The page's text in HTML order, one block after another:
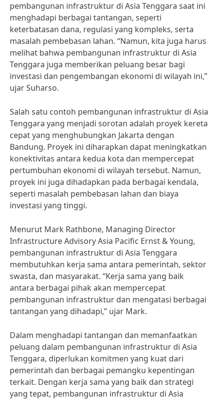
pembangunan infrastruktur di Asia Tenggara saat ini
menghadapi berbagai tantangan, seperti
keterbatasan dana, regulasi yang kompleks, serta
masalah pembebasan lahan. “Namun, kita juga harus
melihat bahwa pembangunan infrastruktur di Asia
Tenggara juga memberikan peluang besar bagi
investasi dan pengembangan ekonomi di wilayah ini,”
ujar Suharso.
Salah satu contoh pembangunan infrastruktur di Asia
Tenggara yang menjadi sorotan adalah proyek kereta
cepat yang menghubungkan Jakarta dengan
Bandung. Proyek ini diharapkan dapat meningkatkan
konektivitas antara kedua kota dan mempercepat
pertumbuhan ekonomi di wilayah tersebut. Namun,
proyek ini juga dihadapkan pada berbagai kendala,
seperti masalah pembebasan lahan dan biaya
investasi yang tinggi.
Menurut Mark Rathbone, Managing Director
Infrastructure Advisory Asia Pacific Ernst & Young,
pembangunan infrastruktur di Asia Tenggara
membutuhkan kerja sama antara pemerintah, sektor
swasta, dan masyarakat. “Kerja sama yang baik
antara berbagai pihak akan mempercepat
pembangunan infrastruktur dan mengatasi berbagai
tantangan yang dihadapi,” ujar Mark.
Dalam menghadapi tantangan dan memanfaatkan
peluang dalam pembangunan infrastruktur di Asia
Tenggara, diperlukan komitmen yang kuat dari
pemerintah dan berbagai pemangku kepentingan
terkait. Dengan kerja sama yang baik dan strategi
yang tepat, pembangunan infrastruktur di Asia